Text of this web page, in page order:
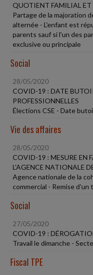
QUOTIENT FAMILIAL ET
Partage de la majoration
alternée - L'enfant est
parents sauf si l'un des
exclusive ou principale
Social
28/05/2020
COVID-19 : DATE
PROFESSIONNELLES
Élections CSE - Date
Vie des affaires
28/05/2020
COVID-19 : MESURE EN
L'AGENCE NATIONALE
Agence nationale de la
commercial - Remise
Social
27/05/2020
COVID-19 :
Travail le dimanche -
Fiscal TPE